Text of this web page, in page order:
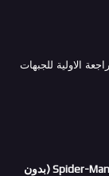
الاولية للجبهات
مراجعة فلم Spider-Man: Brand New Day (بدون